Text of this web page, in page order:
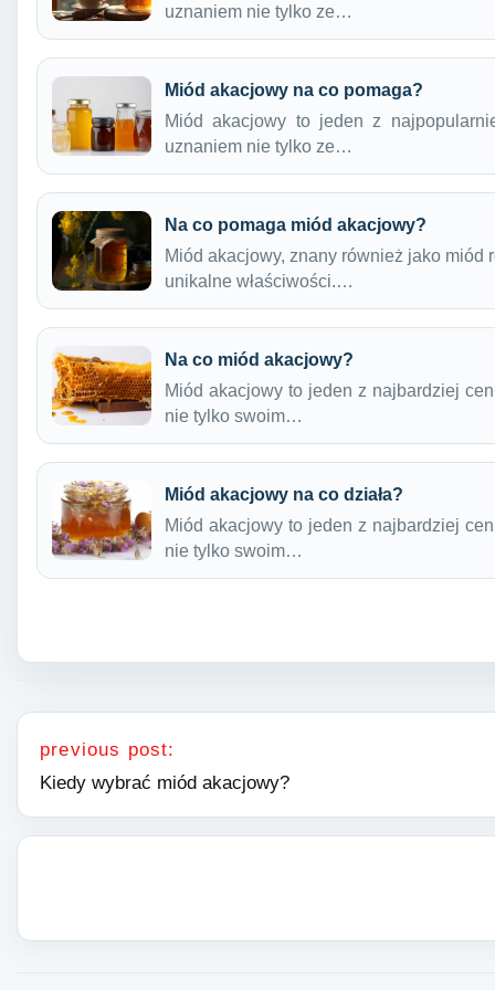
uznaniem nie tylko ze…
Miód akacjowy na co pomaga?
Miód akacjowy to jeden z
uznaniem nie tylko ze…
Na co pomaga miód akacjowy?
Miód akacjowy, znany również jako
unikalne właściwości.…
Na co miód akacjowy?
Miód akacjowy to jeden z najbardziej
nie tylko swoim…
Miód akacjowy na co działa?
Miód akacjowy to jeden z najbardziej
nie tylko swoim…
Nawigacja wpisu
previous post:
Kiedy wybrać miód akacjowy?